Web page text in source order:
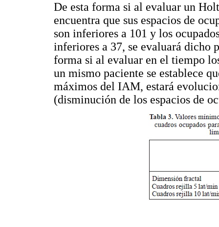
De esta forma si al evaluar un
encuentra que sus espacios de
son inferiores a 101 y los
inferiores a 37, se evaluará dicho
forma si al evaluar en el tiempo
un mismo paciente se establece
máximos del IAM, estará
(disminución de los espacios de